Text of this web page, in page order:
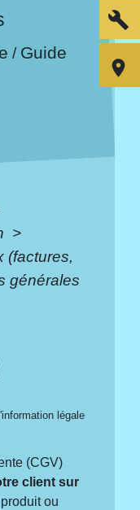
/ Guide
>
(factures,
générales
légale
(CGV)
client sur
ou
build
room